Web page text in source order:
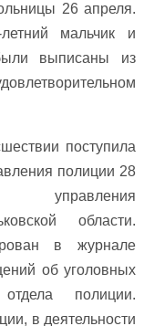
26 апреля.
мальчик и
выписаны из
поступила
полиции 28
области.
в журнале
об уголовных
полиции.
в деятельности